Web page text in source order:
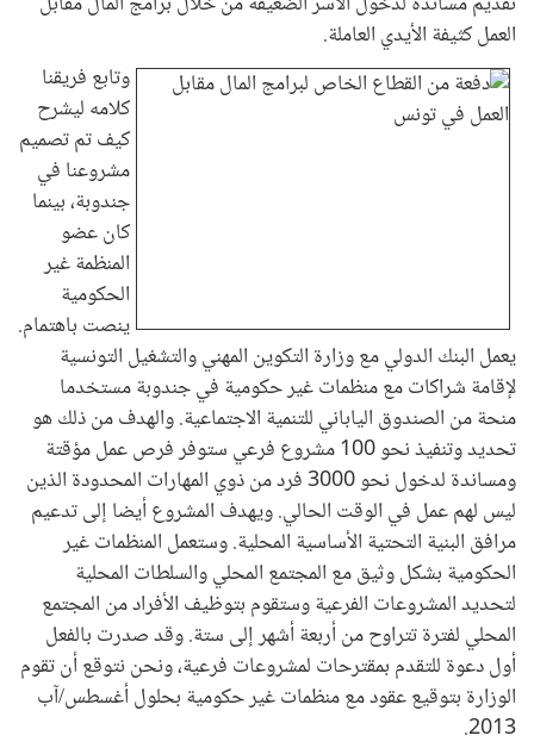
العمل كثيفة الأيدي العاملة.
وتابع فريقنا
كلامه ليشرح
كيف تم تصميم
مشروعنا في
جندوبة، بينما
كان عضو
المنظمة غير
الحكومية
ينصت باهتمام.
يعمل البنك الدولي مع وزارة التكوين المهني والتشغيل التونسية
لإقامة شراكات مع منظمات غير حكومية في جندوبة مستخدما
منحة من الصندوق الياباني للتنمية الاجتماعية. والهدف من ذلك هو
تحديد وتنفيذ نحو 100 مشروع فرعي ستوفر فرص عمل مؤقتة
ومساندة لدخول نحو 3000 فرد من ذوي المهارات المحدودة الذين
ليس لهم عمل في الوقت الحالي. ويهدف المشروع أيضا إلى تدعيم
مرافق البنية التحتية الأساسية المحلية. وستعمل المنظمات غير
الحكومية بشكل وثيق مع المجتمع المحلي والسلطات المحلية
لتحديد المشروعات الفرعية وستقوم بتوظيف الأفراد من المجتمع
المحلي لفترة تتراوح من أربعة أشهر إلى ستة. وقد صدرت بالفعل
أول دعوة للتقدم بمقترحات لمشروعات فرعية، ونحن نتوقع أن تقوم
الوزارة بتوقيع عقود مع منظمات غير حكومية بحلول أغسطس/آب
2013.